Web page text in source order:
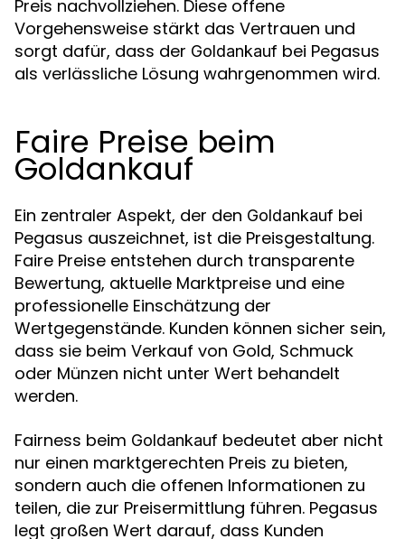
Preis nachvollziehen. Diese offene
Vorgehensweise stärkt das Vertrauen und
sorgt dafür, dass der Goldankauf bei Pegasus
als verlässliche Lösung wahrgenommen wird.
Faire Preise beim
Goldankauf
Ein zentraler Aspekt, der den Goldankauf bei
Pegasus auszeichnet, ist die Preisgestaltung.
Faire Preise entstehen durch transparente
Bewertung, aktuelle Marktpreise und eine
professionelle Einschätzung der
Wertgegenstände. Kunden können sicher sein,
dass sie beim Verkauf von Gold, Schmuck
oder Münzen nicht unter Wert behandelt
werden.
Fairness beim Goldankauf bedeutet aber nicht
nur einen marktgerechten Preis zu bieten,
sondern auch die offenen Informationen zu
teilen, die zur Preisermittlung führen. Pegasus
legt großen Wert darauf, dass Kunden